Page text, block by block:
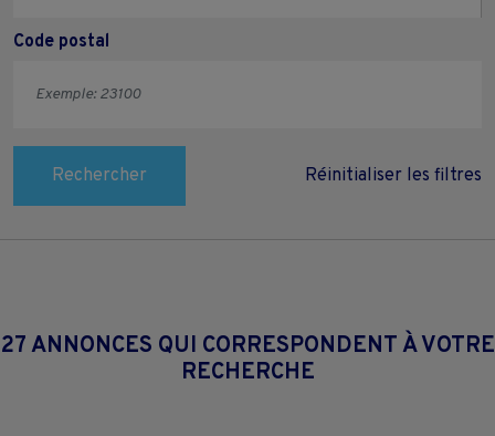
Code postal
Rechercher Réinitialiser les filtres
27 ANNONCES QUI CORRESPONDENT À VOTRE
RECHERCHE